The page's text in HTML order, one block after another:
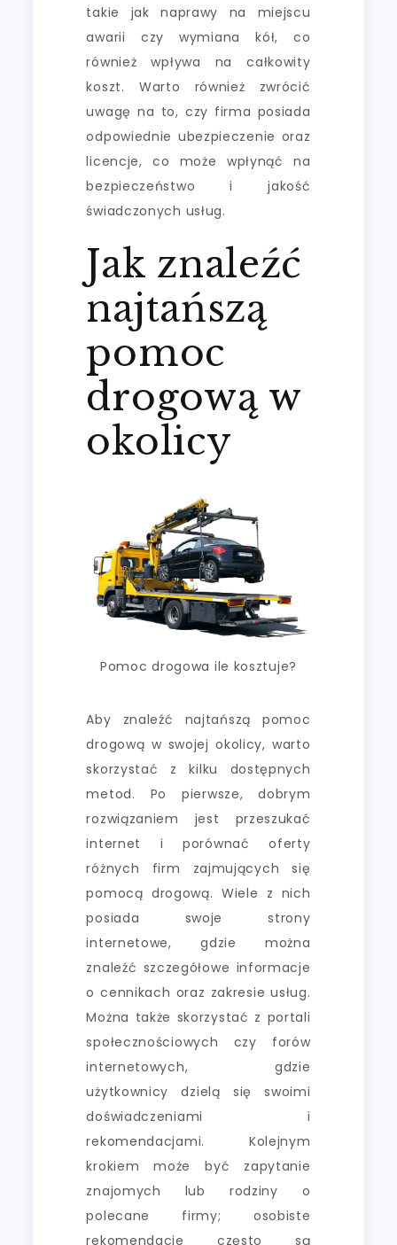
takie jak naprawy na miejscu
awarii czy wymiana kół, co
również wpływa na całkowity
koszt. Warto również zwrócić
uwagę na to, czy firma posiada
odpowiednie ubezpieczenie oraz
licencje, co może wpłynąć na
bezpieczeństwo i jakość
świadczonych usług.
Jak znaleźć
najtańszą
pomoc
drogową w
okolicy
Pomoc drogowa ile kosztuje?
Aby znaleźć najtańszą pomoc
drogową w swojej okolicy, warto
skorzystać z kilku dostępnych
metod. Po pierwsze, dobrym
rozwiązaniem jest przeszukać
internet i porównać oferty
różnych firm zajmujących się
pomocą drogową. Wiele z nich
posiada swoje strony
internetowe, gdzie można
znaleźć szczegółowe informacje
o cennikach oraz zakresie usług.
Można także skorzystać z portali
społecznościowych czy forów
internetowych, gdzie
użytkownicy dzielą się swoimi
doświadczeniami i
rekomendacjami. Kolejnym
krokiem może być zapytanie
znajomych lub rodziny o
polecane firmy; osobiste
rekomendacje często są